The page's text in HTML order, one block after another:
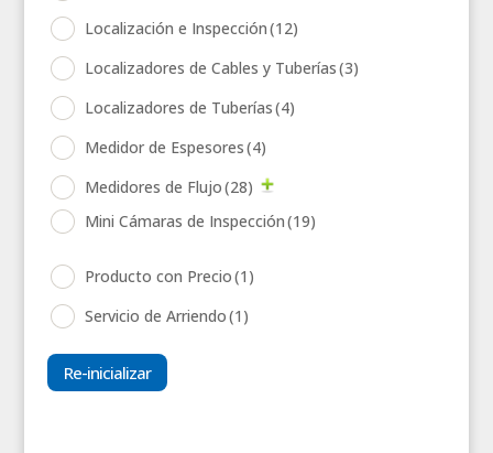
Localización e Inspección(12)
Localizadores de Cables y Tuberías(3)
Localizadores de Tuberías(4)
Medidor de Espesores(4)
Medidores de Flujo(28)
Mini Cámaras de Inspección(19)
Producto con Precio(1)
Servicio de Arriendo(1)
Re-inicializar